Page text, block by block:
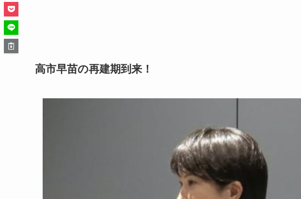
高市早苗の再建期到来！